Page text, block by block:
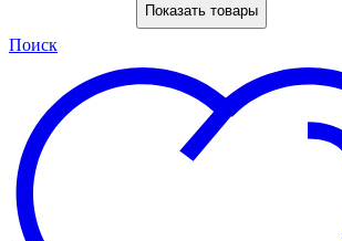
Поиск
Показать товары